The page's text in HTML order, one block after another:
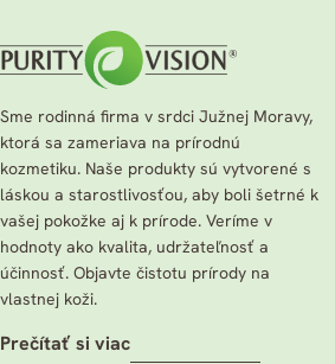
Sme rodinná firma v srdci Južnej Moravy,
ktorá sa zameriava na prírodnú
kozmetiku. Naše produkty sú vytvorené s
láskou a starostlivosťou, aby boli šetrné k
vašej pokožke aj k prírode. Veríme v
hodnoty ako kvalita, udržateľnosť a
účinnosť. Objavte čistotu prírody na
vlastnej koži.
prečítať si viac